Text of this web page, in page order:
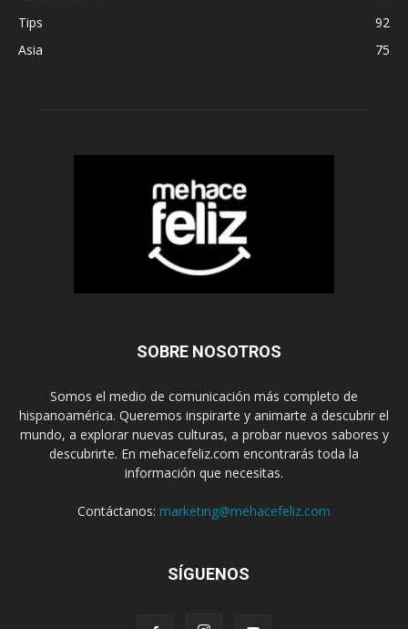
Tips
92
Asia
75
SOBRE NOSOTROS
Somos el medio de comunicación más completo de
hispanoamérica. Queremos inspirarte y animarte a descubrir el
mundo, a explorar nuevas culturas, a probar nuevos sabores y
descubrirte. En mehacefeliz.com encontrarás toda la
información que necesitas.
Contáctanos: marketing@mehacefeliz.com
SÍGUENOS